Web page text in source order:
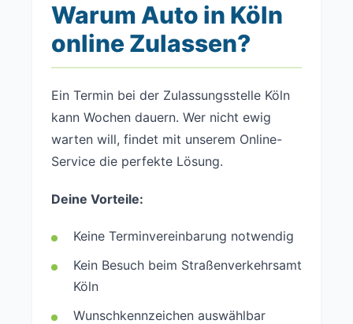
Warum Auto in Köln
online Zulassen?
Ein Termin bei der Zulassungsstelle Köln
kann Wochen dauern. Wer nicht ewig
warten will, findet mit unserem Online-
Service die perfekte Lösung.
Deine Vorteile:
Keine Terminvereinbarung notwendig
Kein Besuch beim Straßenverkehrsamt
Köln
Wunschkennzeichen auswählbar